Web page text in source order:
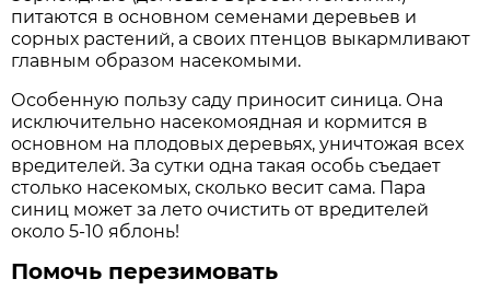
питаются в основном семенами деревьев и
сорных растений, а своих птенцов выкармливают
главным образом насекомыми.
Особенную пользу саду приносит синица. Она
исключительно насекомоядная и кормится в
основном на плодовых деревьях, уничтожая всех
вредителей. За сутки одна такая особь съедает
столько насекомых, сколько весит сама. Пара
синиц может за лето очистить от вредителей
около 5-10 яблонь!
Помочь перезимовать